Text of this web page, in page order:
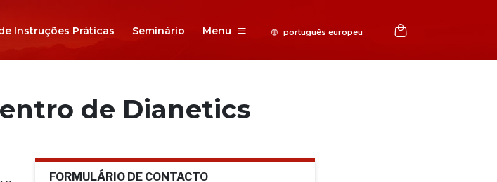
Instruções Práticas Seminário Menu
de Dianetics
FORMULÁRIO DE CONTACTO